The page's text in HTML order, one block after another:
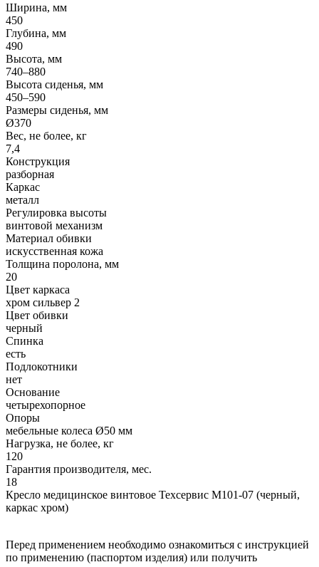
Ширина, мм
450
Глубина, мм
490
Высота, мм
740–880
Высота сиденья, мм
450–590
Размеры сиденья, мм
Ø370
Вес, не более, кг
7,4
Конструкция
разборная
Каркас
металл
Регулировка высоты
винтовой механизм
Материал обивки
искусственная кожа
Толщина поролона, мм
20
Цвет каркаса
хром сильвер 2
Цвет обивки
черный
Спинка
есть
Подлокотники
нет
Основание
четырехопорное
Опоры
мебельные колеса Ø50 мм
Нагрузка, не более, кг
120
Гарантия производителя, мес.
18
Кресло медицинское винтовое Техсервис М101-07 (черный,
каркас хром)
Перед применением необходимо ознакомиться с инструкцией
по применению (паспортом изделия) или получить